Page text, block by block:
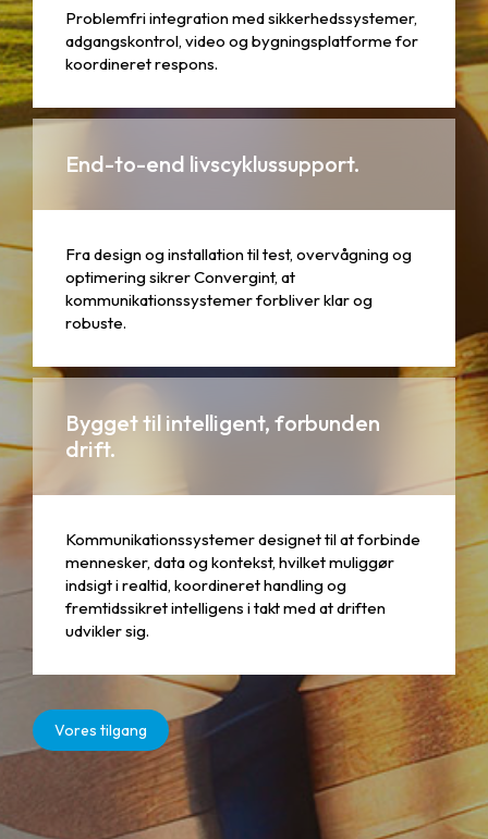
Problemfri integration med sikkerhedssystemer,
adgangskontrol, video og bygningsplatforme for
koordineret respons.
End-to-end livscyklussupport.
Fra design og installation til test, overvågning og
optimering sikrer Convergint, at
kommunikationssystemer forbliver klar og
robuste.
Bygget til intelligent, forbunden
drift.
Kommunikationssystemer designet til at forbinde
mennesker, data og kontekst, hvilket muliggør
indsigt i realtid, koordineret handling og
fremtidssikret intelligens i takt med at driften
udvikler sig.
Vores tilgang